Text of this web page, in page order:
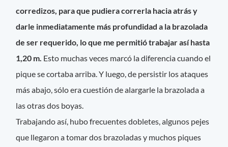
corredizos, para que pudiera correrla hacia atrás y
darle inmediatamente más profundidad a la brazolada
de ser requerido, lo que me permitió trabajar así hasta
1,20 m. Esto muchas veces marcó la diferencia cuando el
pique se cortaba arriba. Y luego, de persistir los ataques
más abajo, sólo era cuestión de alargarle la brazolada a
las otras dos boyas.
Trabajando así, hubo frecuentes dobletes, algunos pejes
que llegaron a tomar dos brazoladas y muchos piques